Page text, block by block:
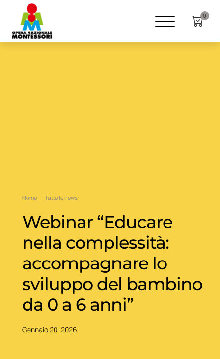
0
Home Tutte le news
Webinar “Educare
nella complessità:
accompagnare lo
sviluppo del bambino
da 0 a 6 anni”
Gennaio 20, 2026